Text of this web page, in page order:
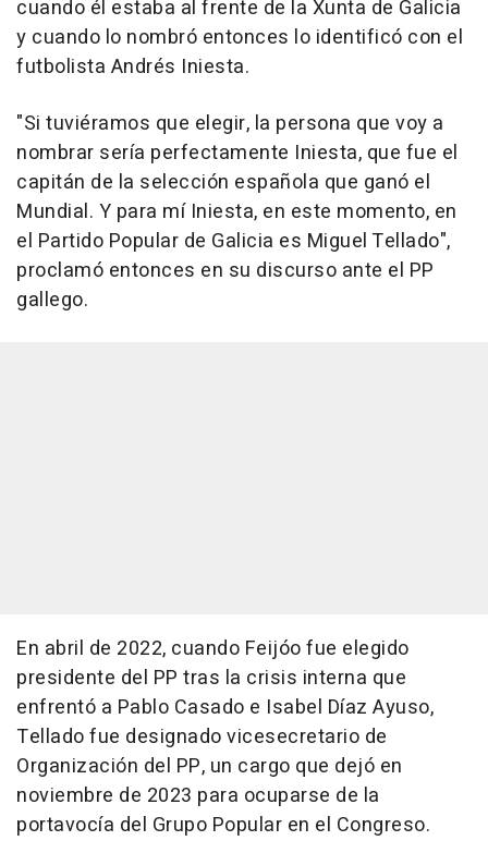
cuando él estaba al frente de la Xunta de Galicia
y cuando lo nombró entonces lo identificó con el
futbolista Andrés Iniesta.
"Si tuviéramos que elegir, la persona que voy a
nombrar sería perfectamente Iniesta, que fue el
capitán de la selección española que ganó el
Mundial. Y para mí Iniesta, en este momento, en
el Partido Popular de Galicia es Miguel Tellado",
proclamó entonces en su discurso ante el PP
gallego.
En abril de 2022, cuando Feijóo fue elegido
presidente del PP tras la crisis interna que
enfrentó a Pablo Casado e Isabel Díaz Ayuso,
Tellado fue designado vicesecretario de
Organización del PP, un cargo que dejó en
noviembre de 2023 para ocuparse de la
portavocía del Grupo Popular en el Congreso.